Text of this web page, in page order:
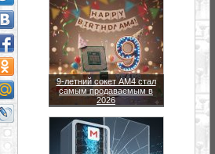
9-летний сокет AM4 стал
самым продаваемым в
2026